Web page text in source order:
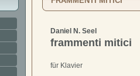
Daniel N. Seel
frammenti mitici
für Klavier